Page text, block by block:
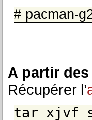
# pacman-
A partir
Récupérer l’
tar xjvf